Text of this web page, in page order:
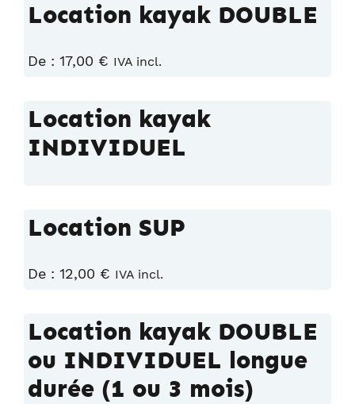
Location kayak DOUBLE
De : 17,00 € IVA incl.
Location kayak
INDIVIDUEL
Location SUP
De : 12,00 € IVA incl.
Location kayak DOUBLE
ou INDIVIDUEL longue
durée (1 ou 3 mois)